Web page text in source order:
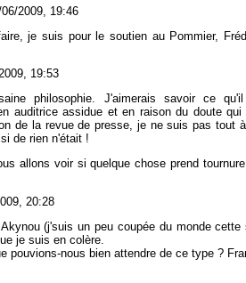
06/2009, 19:46
je suis pour le soutien au Pommier,
19:53
philosophie. J'aimerais savoir ce
auditrice assidue et en raison du doute
de la revue de presse, je ne suis pas tout
de rien n'était !
allons voir si quelque chose prend
20:28
(j'suis un peu coupée du monde cette
je suis en colère.
pouvions-nous bien attendre de ce type ?